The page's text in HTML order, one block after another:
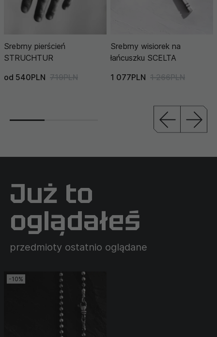
Srebrny pierścień
STRUCHTUR
od 540PLN 719PLN
Srebrny wisiorek na
łańcuszku SCELTA
1 077PLN 1 266PLN
Już to
oglądałeś
przedmioty ostatnio oglądane
-10%